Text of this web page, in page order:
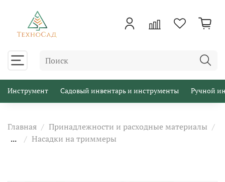
Инструмент Садовый инвентарь и инструменты Ручной
Главная
Принадлежности и расходные материалы
...
Насадки на триммеры